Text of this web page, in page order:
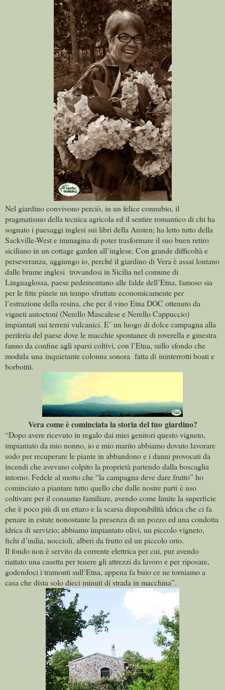
Nel giardino convivono perciò, in un felice connubio, il
pragmatismo della tecnica agricola ed il sentire romantico di chi ha
sognato i paesaggi inglesi sui libri della Austen; ha letto tutto della
Sackville-West e immagina di poter trasformare il suo buen retiro
siciliano in un cottage garden all’inglese. Con grande difficoltà e
perseveranza, aggiungo io, perché il giardino di Vera è assai lontano
dalle brume inglesi trovandosi in Sicilia nel comune di
Linguaglossa, paese pedemontano alle falde dell’Etna, famoso sia
per le fitte pinete un tempo sfruttate economicamente per
l’estrazione della resina, che per il vino Etna DOC ottenuto da
vigneti autoctoni (Nerello Mascalese e Nerello Cappuccio)
impiantati sui terreni vulcanici. E’ un luogo di dolce campagna alla
periferia del paese dove le macchie spontanee di roverella e ginestra
fanno da confine agli sparsi coltivi, con l’Etna, sullo sfondo che
modula una inquietante colonna sonora fatta di ininterrotti boati e
borbottii.
Vera come è cominciata la storia del tuo giardino?
“Dopo avere ricevuto in regalo dai miei genitori questo vigneto,
impiantato da mio nonno, io e mio marito abbiamo dovuto lavorare
sodo per recuperare le piante in abbandono e i danni provocati da
incendi che avevano colpito la proprietà partendo dalla boscaglia
intorno. Fedele al motto che “la campagna deve dare frutto” ho
cominciato a piantare tutto quello che dalle nostre parti è uso
coltivare per il consumo familiare, avendo come limite la superficie
che è poco più di un ettaro e la scarsa disponibilità idrica che ci fa
penare in estate nonostante la presenza di un pozzo ed una condotta
idrica di servizio; abbiamo impiantato olivi, un piccolo vigneto,
fichi d’india, noccioli, alberi da frutto ed un piccolo orto.
Il fondo non è servito da corrente elettrica per cui, pur avendo
riattato una casetta per tenere gli attrezzi da lavoro e per riposare,
godendoci i tramonti sull’Etna, appena fa buio ce ne torniamo a
casa che dista solo dieci minuti di strada in macchina”.